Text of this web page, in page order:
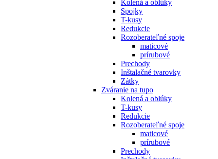
Kolená a oblúky
Spojky
T-kusy
Redukcie
Rozoberateľné spoje
maticové
prírubové
Prechody
Inštalačné tvarovky
Zátky
Zváranie na tupo
Kolená a oblúky
T-kusy
Redukcie
Rozoberateľné spoje
maticové
prírubové
Prechody